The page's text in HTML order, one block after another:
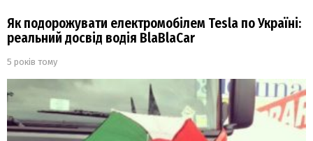
Як подорожувати електромобілем Tesla по Україні:
реальний досвід водія BlaBlaCar
5 років тому